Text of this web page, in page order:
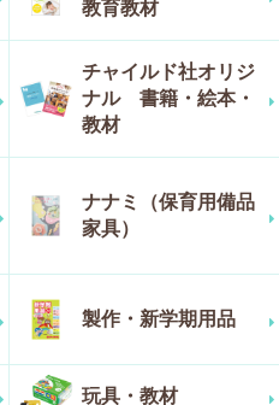
教育教材
チャイルド社オリジ
ナル 書籍・絵本・
教材
ナナミ（保育用備品
家具）
製作・新学期用品
玩具・教材